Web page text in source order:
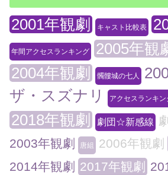
2001年観劇 キャスト比較表
年間アクセスランキング
2005年観
2004年観劇
髑髏城の七人
ザ・スズナリ
アクセスランキン
2018年観劇 劇団☆新感線
2003年観劇
唐組 2006年観劇
2014年観劇 2017年観劇